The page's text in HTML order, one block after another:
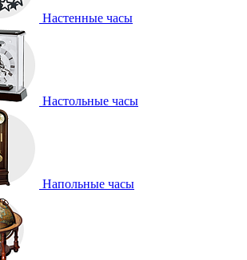
Настенные часы
Настольные часы
Напольные часы